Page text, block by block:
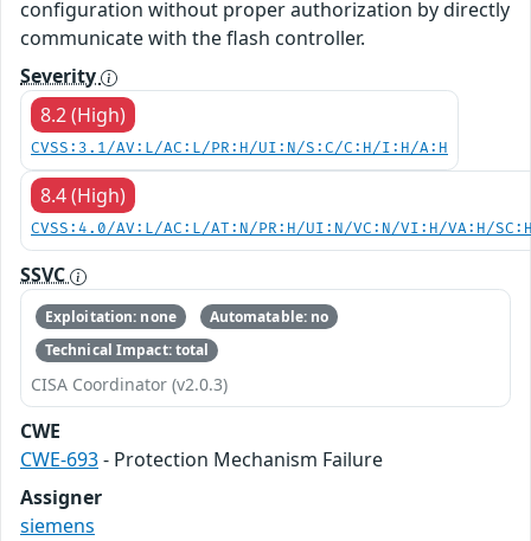
configuration without proper authorization by directly
communicate with the flash controller.
Severity
8.2 (High)
CVSS:3.1/AV:L/AC:L/PR:H/UI:N/S:C/C:H/I:H/A:H
8.4 (High)
CVSS:4.0/AV:L/AC:L/AT:N/PR:H/UI:N/VC:N/VI:H/VA:H/
SSVC
Exploitation: none
Automatable: no
Technical Impact: total
CISA Coordinator (v2.0.3)
CWE
CWE-693- Protection Mechanism Failure
Assigner
siemens